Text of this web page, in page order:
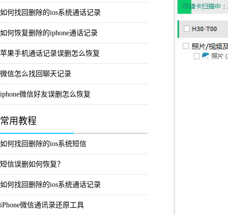
如何找回删除的ios系统通话记录
如何恢复删除的iphone通话记录
苹果手机通话记录误删怎么恢复
微信怎么找回聊天记录
iphone微信好友误删怎么恢复
常用教程
如何找回删除的ios系统短信
短信误删如何恢复？
如何找回删除的ios系统通话记录
iPhone微信通讯录还原工具